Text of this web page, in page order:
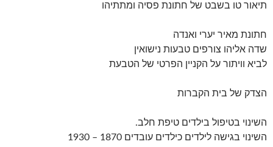
תיאור טו בשבט של חתונת פסיה ומתתיהו
חתונת מאיר יערי ואנדה
שדה אליהו צורפים טבעות נישואין
לביא וויתור על הקניין הפרטי של הטבעת
הצדק של בית הקברות
השינוי בטיפול בילדים טיפת חלב.
השינוי בגישה לילדים כילדים עובדים 1870 – 1930